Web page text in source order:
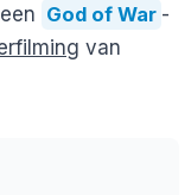
God of War -
van